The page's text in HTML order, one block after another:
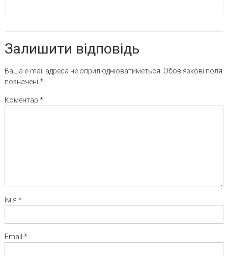
Залишити відповідь
Ваша e-mail адреса не оприлюднюватиметься. Обов’язкові поля
позначені *
Коментар *
Ім'я *
Email *